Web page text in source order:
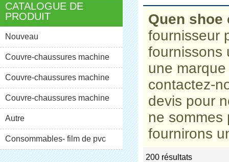
CATALOGUE DE
PRODUIT
Nouveau
Couvre-chaussures machine
XT-46C
Couvre-chaussures machine
XT-46B (i)
Couvre-chaussures machine
XT-46B (II)
Autre
Consommables- film de pvc
Quen
fournisseur
fournissons
une
contactez-
devis pour
ne
fournirons
200 résultats